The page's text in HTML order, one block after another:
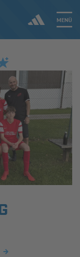
MENÜ
einloggen